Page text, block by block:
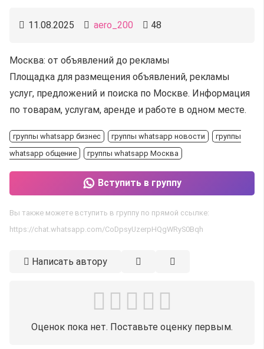
11.08.2025 aero_200 48
Москва: от объявлений до рекламы
Площадка для размещения объявлений, рекламы
услуг, предложений и поиска по Москве. Информация
по товарам, услугам, аренде и работе в одном месте.
группы whatsapp бизнес группы whatsapp новости
группы
whatsapp общение
группы whatsapp Москва
Вступить в группу
Вы также можете вступить в группу по прямой ссылке:
https://chat.whatsapp.com/CoDpsyUzerpHQgWRyS0Bqh
Написать автору
Оценок пока нет. Поставьте оценку первым.